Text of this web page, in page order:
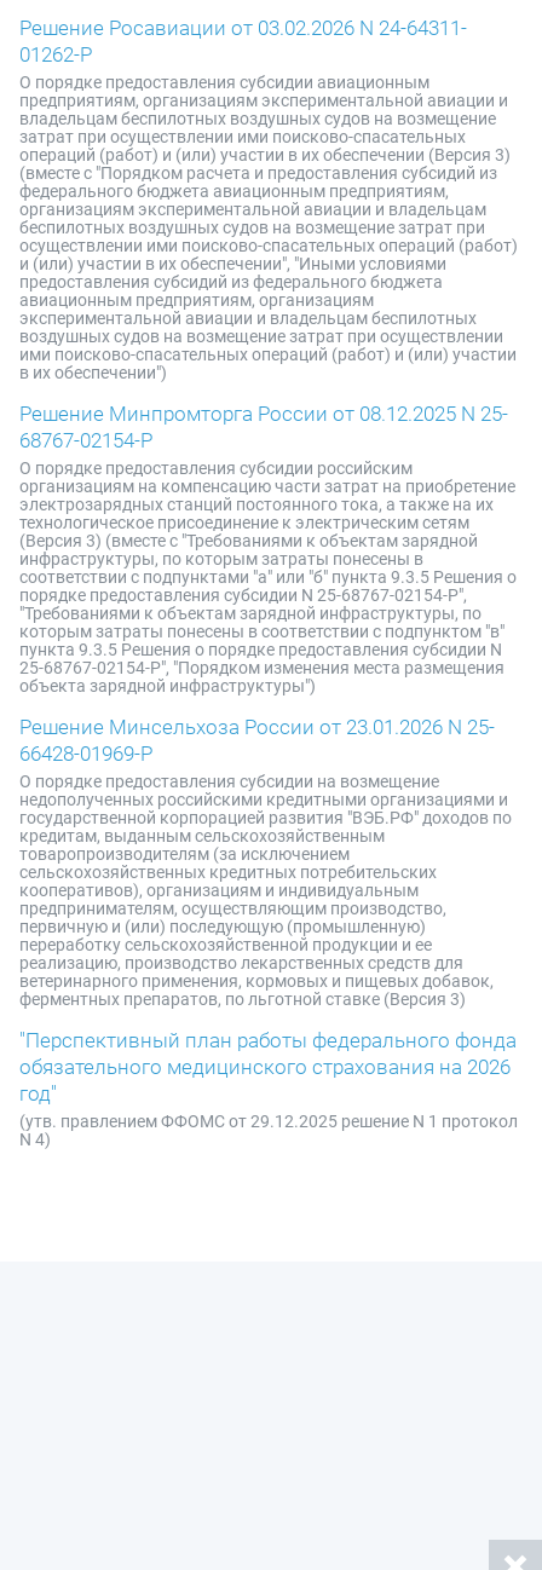
Решение Росавиации от 03.02.2026 N 24-64311-
01262-Р
О порядке предоставления субсидии авиационным
предприятиям, организациям экспериментальной авиации и
владельцам беспилотных воздушных судов на возмещение
затрат при осуществлении ими поисково-спасательных
операций (работ) и (или) участии в их обеспечении (Версия 3)
(вместе с "Порядком расчета и предоставления субсидий из
федерального бюджета авиационным предприятиям,
организациям экспериментальной авиации и владельцам
беспилотных воздушных судов на возмещение затрат при
осуществлении ими поисково-спасательных операций (работ)
и (или) участии в их обеспечении", "Иными условиями
предоставления субсидий из федерального бюджета
авиационным предприятиям, организациям
экспериментальной авиации и владельцам беспилотных
воздушных судов на возмещение затрат при осуществлении
ими поисково-спасательных операций (работ) и (или) участии
в их обеспечении")
Решение Минпромторга России от 08.12.2025 N 25-
68767-02154-Р
О порядке предоставления субсидии российским
организациям на компенсацию части затрат на приобретение
электрозарядных станций постоянного тока, а также на их
технологическое присоединение к электрическим сетям
(Версия 3) (вместе с "Требованиями к объектам зарядной
инфраструктуры, по которым затраты понесены в
соответствии с подпунктами "а" или "б" пункта 9.3.5 Решения о
порядке предоставления субсидии N 25-68767-02154-Р",
"Требованиями к объектам зарядной инфраструктуры, по
которым затраты понесены в соответствии с подпунктом "в"
пункта 9.3.5 Решения о порядке предоставления субсидии N
25-68767-02154-Р", "Порядком изменения места размещения
объекта зарядной инфраструктуры")
Решение Минсельхоза России от 23.01.2026 N 25-
66428-01969-Р
О порядке предоставления субсидии на возмещение
недополученных российскими кредитными организациями и
государственной корпорацией развития "ВЭБ.РФ" доходов по
кредитам, выданным сельскохозяйственным
товаропроизводителям (за исключением
сельскохозяйственных кредитных потребительских
кооперативов), организациям и индивидуальным
предпринимателям, осуществляющим производство,
первичную и (или) последующую (промышленную)
переработку сельскохозяйственной продукции и ее
реализацию, производство лекарственных средств для
ветеринарного применения, кормовых и пищевых добавок,
ферментных препаратов, по льготной ставке (Версия 3)
"Перспективный план работы федерального фонда
обязательного медицинского страхования на 2026
год"
(утв. правлением ФФОМС от 29.12.2025 решение N 1 протокол
N 4)